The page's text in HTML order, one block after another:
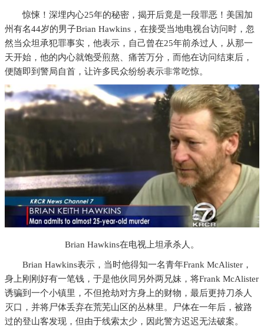
惊悚！深埋内心25年的秘密，揭开后竟是一段罪恶！美国加
州有名44岁的男子Brian Hawkins，在接受当地电视台访问时，忽
然当众坦承犯罪事实，他表示，自己曾在25年前杀过人，从那一
天开始，他的内心就饱受煎熬、痛苦万分，而他在访问结束后，
便随即到警局自首，让许多民众纷纷表示非常吃惊。
Brian Hawkins在电视上坦承杀人。
Brian Hawkins表示，当时他得知一名青年Frank McAlister，
身上刚刚好有一笔钱，于是他伙同另外两兄妹，将Frank McAlister
诱骗到一个小镇里，不但抢劫对方身上的财物，最后更持刀杀人
灭口，并将尸体丢弃在荒芜山区的丛林里。尸体在一年后，被路
过的登山客发现，但由于线索太少，因此警方迟迟无法破案。